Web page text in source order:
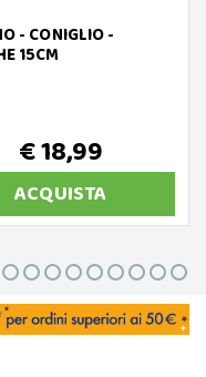
- CONIGLIO -
15CM
€ 18,99
ACQUISTA